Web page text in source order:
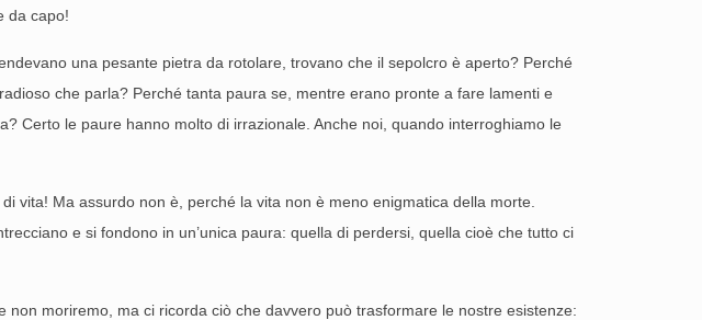
da capo!
una pesante pietra da rotolare, trovano che il sepolcro è aperto? Perché
che parla? Perché tanta paura se, mentre erano pronte a fare lamenti e
Certo le paure hanno molto di irrazionale. Anche noi, quando interroghiamo le
vita! Ma assurdo non è, perché la vita non è meno enigmatica della morte.
e si fondono in un’unica paura: quella di perdersi, quella cioè che tutto ci
moriremo, ma ci ricorda ciò che davvero può trasformare le nostre esistenze: